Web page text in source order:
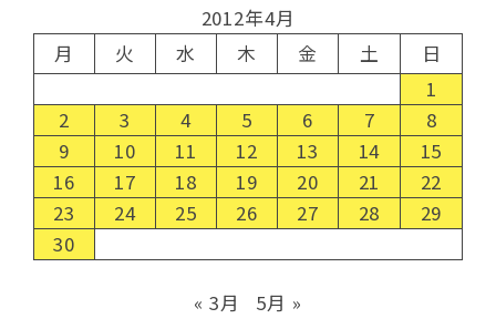
2012年4月
月
火 水 木 金 土
日
1
2
3 4 5 6 7
8
9
10 11 12 13 14
15
16
17 18 19 20 21
22
23
24 25 26 27 28
29
30
« 3月 5月 »